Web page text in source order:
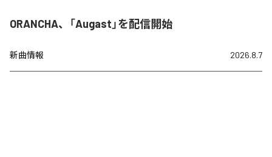
ORANCHA、「Augast」を配信開始
新曲情報 2026.8.7